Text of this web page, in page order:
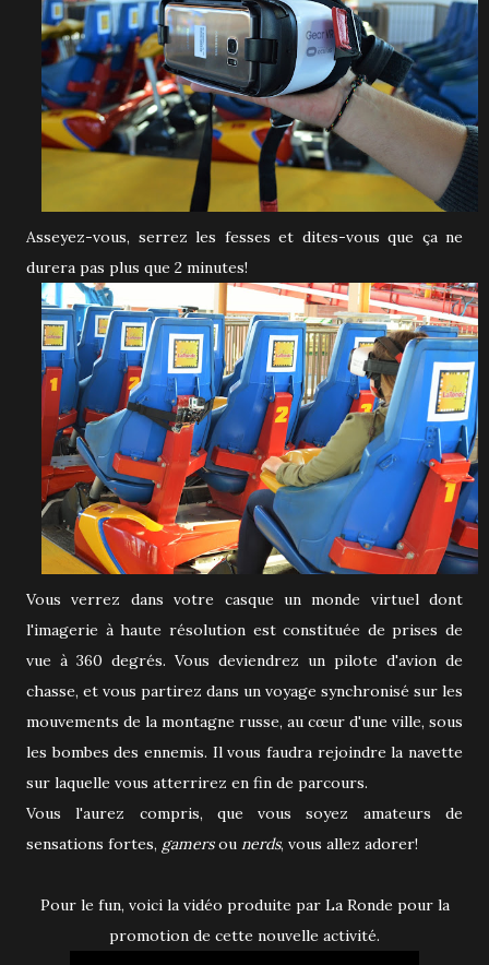
Asseyez-vous, serrez les fesses et dites-vous que ça ne
durera pas plus que 2 minutes!
Vous verrez dans votre casque un monde virtuel dont
l'imagerie à haute résolution est constituée de prises de
vue à 360 degrés. Vous deviendrez un pilote d'avion de
chasse, et vous partirez dans un voyage synchronisé sur les
mouvements de la montagne russe, au cœur d'une ville, sous
les bombes des ennemis. Il vous faudra rejoindre la navette
sur laquelle vous atterrirez en fin de parcours.
Vous l'aurez compris, que vous soyez amateurs de
sensations fortes, gamersou nerds, vous allez adorer!
Pour le fun, voici la vidéo produite par La Ronde pour la
promotion de cette nouvelle activité.